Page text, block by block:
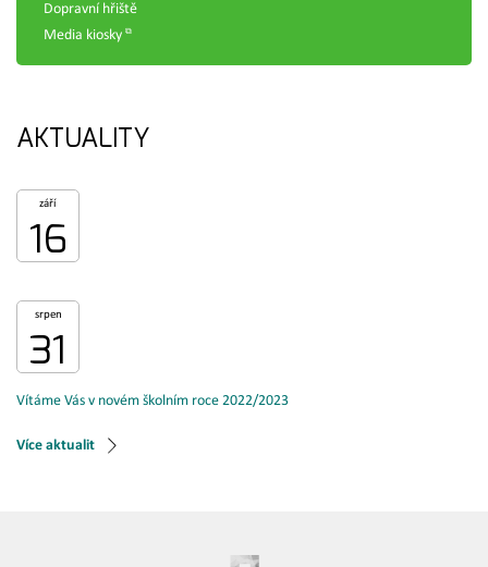
Dopravní hřiště
Media kiosky
AKTUALITY
září
16
srpen
31
Vítáme Vás v novém školním roce 2022/2023
Více aktualit